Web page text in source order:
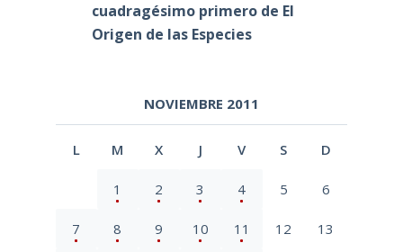
cuadragésimo primero de El
Origen de las Especies
NOVIEMBRE 2011
L M X J V S D
1 2 3 4 5 6
7 8 9 10 11 12 13